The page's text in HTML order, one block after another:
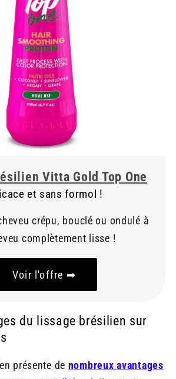
Vitta Gold Top One
et sans formol !
crépu, bouclé ou ondulé à
complètement lisse !
Voir l'offre ➡
du lissage brésilien sur
présente de nombreux avantages